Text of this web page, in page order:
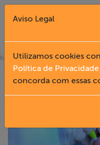
Fechar X
English
home»notícias
Aviso Legal
Utilizamos cookies
Política de Privacidade
concorda com essas